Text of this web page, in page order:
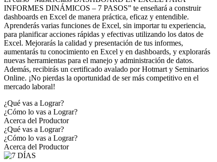
INFORMES DINÁMICOS – 7 PASOS” te enseñará a construir
dashboards en Excel de manera práctica, eficaz y entendible.
Aprenderás varias funciones de Excel, sin importar tu experiencia,
para planificar acciones rápidas y efectivas utilizando los datos de
Excel. Mejorarás la calidad y presentación de tus informes,
aumentarás tu conocimiento en Excel y en dashboards, y explorarás
nuevas herramientas para el manejo y administración de datos.
Además, recibirás un certificado avalado por Hotmart y Seminarios
Online. ¡No pierdas la oportunidad de ser más competitivo en el
mercado laboral!
¿Qué vas a Lograr?
¿Cómo lo vas a Lograr?
Acerca del Productor
¿Qué vas a Lograr?
¿Cómo lo vas a Lograr?
Acerca del Productor